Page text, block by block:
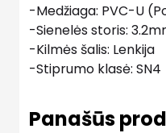
-Medžiaga: PVC-U
-Sienelės storis:
-Kilmės šalis: Lenkija
-Stiprumo klasė: SN4
Panašūs